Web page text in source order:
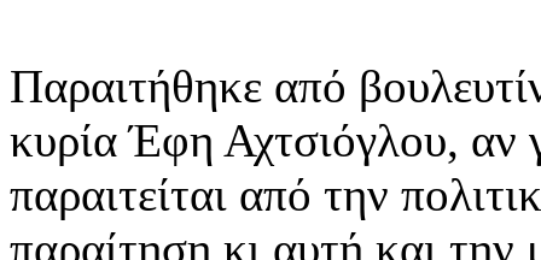
Παραιτήθηκε από
κυρία Έφη Αχτσιόγλου,
παραιτείται από την
παραίτηση κι αυτή και